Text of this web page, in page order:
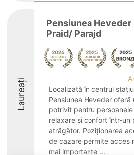
Laureați
Pensiunea Heveder
Praid/ Parajd
Localizată în centrul
Pensiunea Heveder oferă
potrivit pentru
relaxare și confort într-un
atrăgător. Poziționarea
de cazare permite acces
mai importante ...